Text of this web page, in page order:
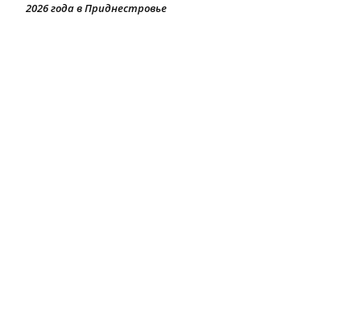
2026 года в Приднестровье